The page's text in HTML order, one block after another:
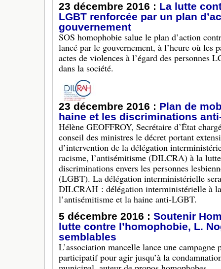
23 décembre 2016 : La lutte
LGBT renforcée par un plan
gouvernement
SOS homophobie salue le plan d’action
lancé par le gouvernement, à l’heure où les
actes de violences à l’égard des personnes
dans la société.
23 décembre 2016 : Plan de
haine et les discriminations
Hélène GEOFFROY, Secrétaire d’État
conseil des ministres le décret portant
d’intervention de la délégation
racisme, l’antisémitisme (DILCRA) à la
discriminations envers les personnes
(LGBT). La délégation interministérielle
DILCRAH : délégation interministérielle à
l’antisémitisme et la haine anti-LGBT.
5 décembre 2016 : Soutenir
lutte contre l’homophobie, L.
semblables
L’association mancelle lance une campagne
participatif pour agir jusqu’à la